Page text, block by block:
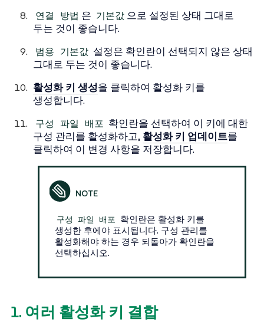
연결 방법 은 기본값 으로 설정된 상태 그대로
두는 것이 좋습니다.
범용 기본값 설정은 확인란이 선택되지 않은 상태
그대로 두는 것이 좋습니다.
활성화 키 생성을 클릭하여 활성화 키를
생성합니다.
구성 파일 배포 확인란을 선택하여 이 키에 대한
구성 관리를 활성화하고, 활성화 키 업데이트를
클릭하여 이 변경 사항을 저장합니다.
구성 파일 배포 확인란은 활성화 키를
생성한 후에야 표시됩니다. 구성 관리를
활성화해야 하는 경우 되돌아가 확인란을
선택하십시오.
1. 여러 활성화 키 결합